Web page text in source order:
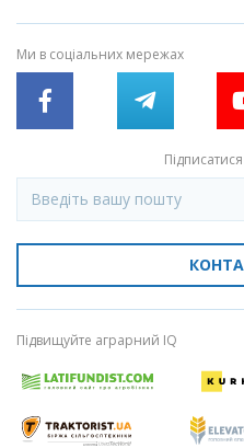
Ми в соціальних мережах
Підвищуйте аграрний IQ